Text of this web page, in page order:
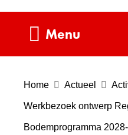
Menu
Home Actueel
Werkbezoek ontwerp
Bodemprogramma